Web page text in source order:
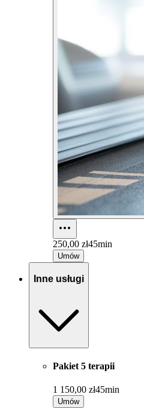
250,00 zł45min
Umów
Inne usługi
Pakiet 5 terapii
1 150,00 zł45min
Umów